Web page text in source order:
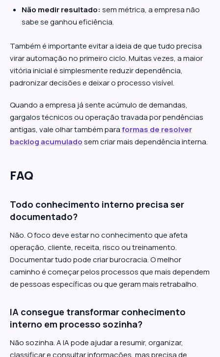
Não medir resultado: sem métrica, a empresa não
sabe se ganhou eficiência.
Também é importante evitar a ideia de que tudo precisa
virar automação no primeiro ciclo. Muitas vezes, a maior
vitória inicial é simplesmente reduzir dependência,
padronizar decisões e deixar o processo visível.
Quando a empresa já sente acúmulo de demandas,
gargalos técnicos ou operação travada por pendências
antigas, vale olhar também paraformas de resolver
backlog acumuladosem criar mais dependência interna.
FAQ
Todo conhecimento interno precisa ser
documentado?
Não. O foco deve estar no conhecimento que afeta
operação, cliente, receita, risco ou treinamento.
Documentar tudo pode criar burocracia. O melhor
caminho é começar pelos processos que mais dependem
de pessoas específicas ou que geram mais retrabalho.
IA consegue transformar conhecimento
interno em processo sozinha?
Não sozinha. A IA pode ajudar a resumir, organizar,
classificar e consultar informações, mas precisa de